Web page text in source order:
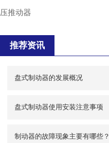
压推动器
推荐资讯
盘式制动器的发展概况
盘式制动器使用安装注意事项
制动器的故障现象主要有哪些？